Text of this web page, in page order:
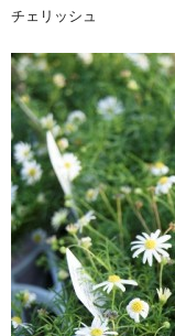
チェリッシュ